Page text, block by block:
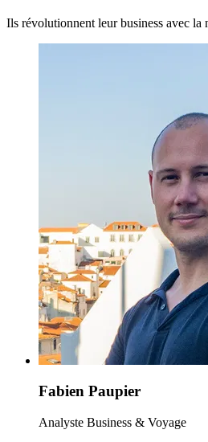
Ils révolutionnent leur business avec la
Fabien Paupier
Analyste Business & Voyage